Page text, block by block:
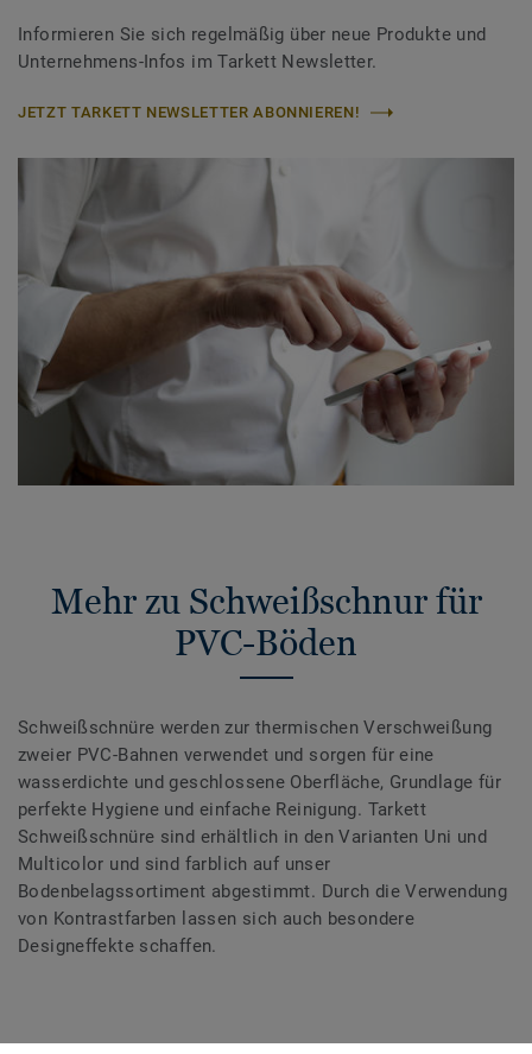
Informieren Sie sich regelmäßig über neue Produkte und
Unternehmens-Infos im Tarkett Newsletter.
JETZT TARKETT NEWSLETTER ABONNIEREN!
Mehr zu Schweißschnur für
PVC-Böden
Schweißschnüre werden zur thermischen Verschweißung
zweier PVC-Bahnen verwendet und sorgen für eine
wasserdichte und geschlossene Oberfläche, Grundlage für
perfekte Hygiene und einfache Reinigung. Tarkett
Schweißschnüre sind erhältlich in den Varianten Uni und
Multicolor und sind farblich auf unser
Bodenbelagssortiment abgestimmt. Durch die Verwendung
von Kontrastfarben lassen sich auch besondere
Designeffekte schaffen.